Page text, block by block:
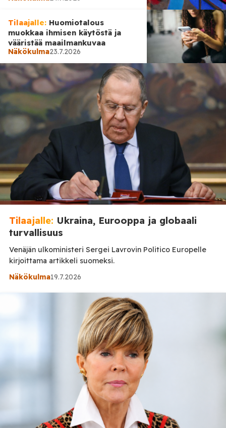
Tilaajalle: Huomiotalous
muokkaa ihmisen käytöstä ja
vääristää maailmankuvaa
Näkökulma23.7.2026
Näkökulma22.7.2026
Filosofin teoria siitä, miksi
maailma tuntuu niin
omituiselta
Tilaajalle: Ukraina, Eurooppa ja globaali
turvallisuus
Venäjän ulkoministeri Sergei Lavrovin Politico Europelle
kirjoittama artikkeli suomeksi.
Näkökulma19.7.2026